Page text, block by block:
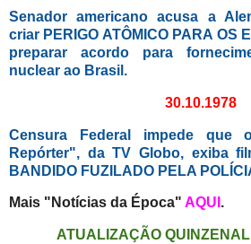
Senador americano acusa a
criar PERIGO ATÔMICO PARA OS
preparar acordo para
nuclear ao Brasil.
30.10.1978
Censura Federal impede que
Repórter", da TV Globo, exiba
BANDIDO FUZILADO PELA
Mais "Notícias da Época" AQUI .
ATUALIZAÇÃO